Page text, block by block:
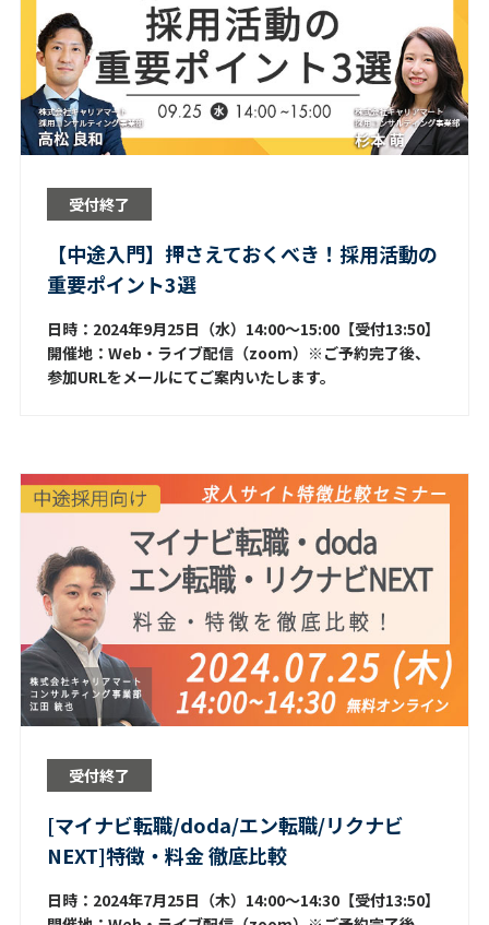
受付終了
【中途入門】押さえておくべき！採用活動の
重要ポイント3選
日時：2024年9月25日（水）14:00～15:00【受付13:50】
開催地：Web・ライブ配信（zoom）※ご予約完了後、
参加URLをメールにてご案内いたします。
受付終了
[マイナビ転職/doda/エン転職/リクナビ
NEXT]特徴・料金 徹底比較
日時：2024年7月25日（木）14:00～14:30【受付13:50】